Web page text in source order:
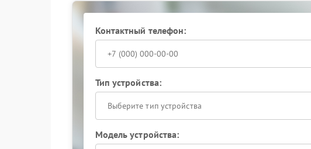
Контактный телефон:
Тип устройства:
Выберите тип устройства
Модель устройства: